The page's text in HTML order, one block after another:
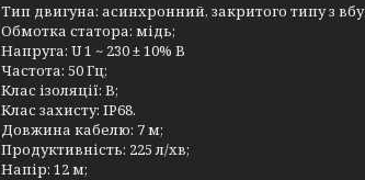
Тип двигуна: асинхронний, закритого типу з
Обмотка статора: мідь;
Напруга: U 1 ~ 230 ± 10% В
Частота: 50 Гц;
Клас ізоляції: В;
Клас захисту: IP68.
Довжина кабелю: 7 м;
Продуктивність: 225 л/хв;
Напір: 12 м;